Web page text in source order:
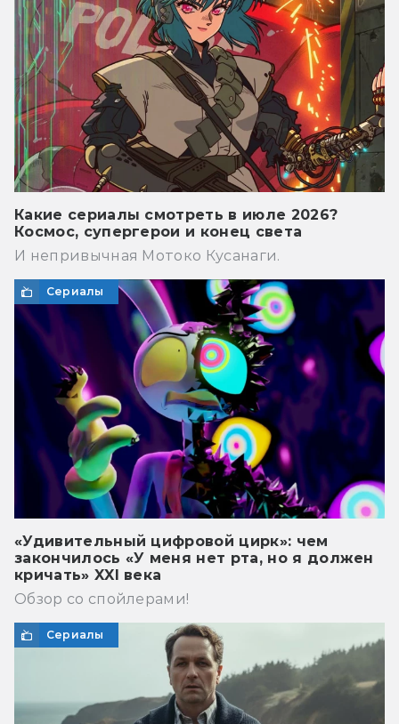
Какие сериалы смотреть в июле 2026?
Космос, супергерои и конец света
И непривычная Мотоко Кусанаги.
Сериалы
«Удивительный цифровой цирк»: чем
закончилось «У меня нет рта, но я должен
кричать» XXI века
Обзор со спойлерами!
Сериалы